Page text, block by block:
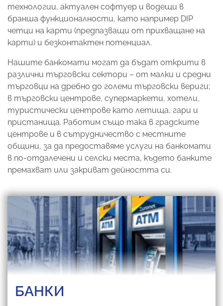
технологии, актуален софтуер и водещи в
бранша функционалности, като например DIP
четци на карти (предпазващи от прихващане на
карти) и безконтактен потенциал.
Нашите банкомати могат да бъдат открити в
различни търговски сектори – от малки и средни
търговци на дребно до големи търговски вериги;
в търговски центрове, супермаркети, хотели,
туристически центрове като летища, гари и
пристанища. Работим също така в градските
центрове и в сътрудничество с местните
общини, за да предоставяме услуги на банкомати
в по-отдалечени и селски места, където банките
премахват или закриват дейността си.
БАНКИ